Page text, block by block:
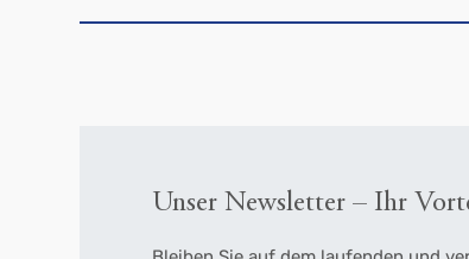
Unser Newsletter – Ihr